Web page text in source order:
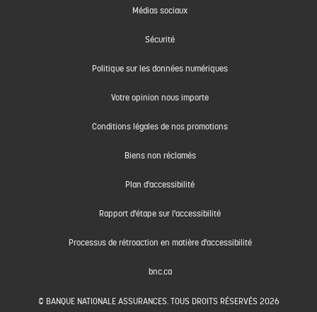
Médias sociaux
Sécurité
Politique sur les données numériques
Votre opinion nous importe
Conditions légales de nos promotions
Biens non réclamés
Plan d'accessibilité
Rapport d'étape sur l'accessibilité
Processus de rétroaction en matière d'accessibilité
bnc.ca
© BANQUE NATIONALE ASSURANCES. TOUS DROITS RÉSERVÉS 2026